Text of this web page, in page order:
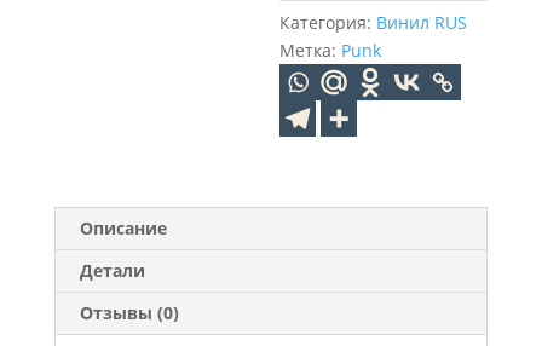
Категория: Винил RUS
Метка: Punk
Описание
Детали
Отзывы (0)